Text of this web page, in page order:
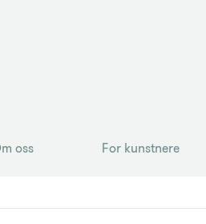
oss For kunstnere